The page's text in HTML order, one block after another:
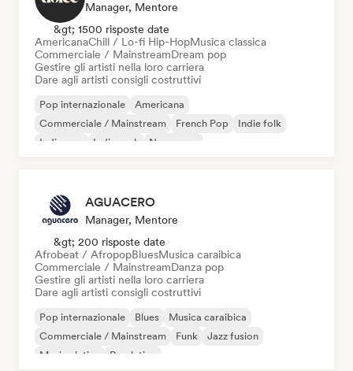
Manager, Mentore
&gt; 1500 risposte date
AmericanaChill / Lo-fi Hip-HopMusica classica
Commerciale / MainstreamDream pop
Gestire gli artisti nella loro carriera
Dare agli artisti consigli costruttivi
Pop internazionale
Americana
Commerciale / Mainstream
French Pop
Indie folk
Indie pop
Indie rock New wave
AGUACERO
Manager, Mentore
&gt; 200 risposte date
Afrobeat / AfropopBluesMusica caraibica
Commerciale / MainstreamDanza pop
Gestire gli artisti nella loro carriera
Dare agli artisti consigli costruttivi
Pop internazionale Blues
Musica caraibica
Commerciale / Mainstream
Funk
Jazz fusion
Musica latina
Pop latino